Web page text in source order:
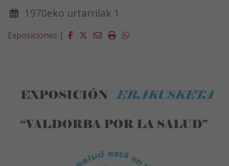
1970eko urtarrilak 1
Exposiciones | Facebook
Twitter
EmailImprimirWhatsapp